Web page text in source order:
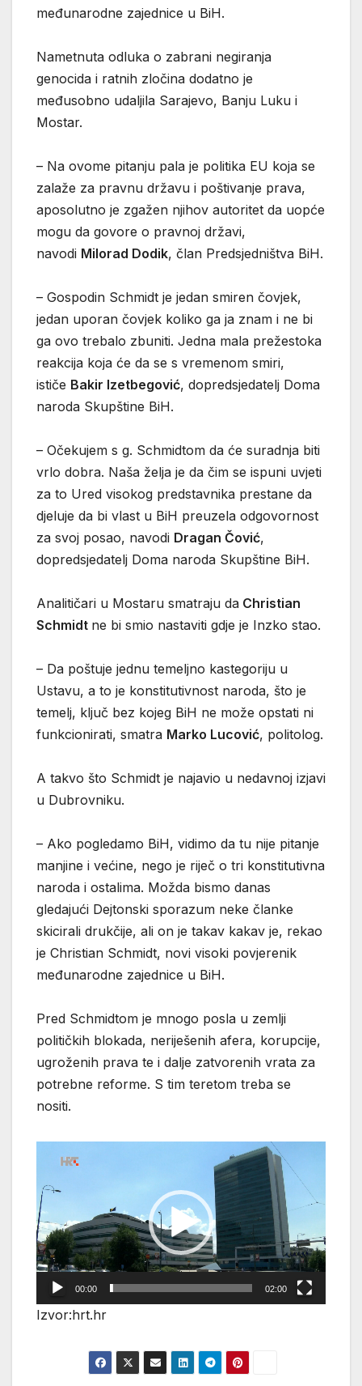
međunarodne zajednice u BiH.
Nametnuta odluka o zabrani negiranja
genocida i ratnih zločina dodatno je
međusobno udaljila Sarajevo, Banju Luku i
Mostar.
– Na ovome pitanju pala je politika EU koja se
zalaže za pravnu državu i poštivanje prava,
aposolutno je zgažen njihov autoritet da uopće
mogu da govore o pravnoj državi,
navodi Milorad Dodik, član Predsjedništva BiH.
– Gospodin Schmidt je jedan smiren čovjek,
jedan uporan čovjek koliko ga ja znam i ne bi
ga ovo trebalo zbuniti. Jedna mala prežestoka
reakcija koja će da se s vremenom smiri,
ističe Bakir Izetbegović, dopredsjedatelj Doma
naroda Skupštine BiH.
– Očekujem s g. Schmidtom da će suradnja biti
vrlo dobra. Naša želja je da čim se ispuni uvjeti
za to Ured visokog predstavnika prestane da
djeluje da bi vlast u BiH preuzela odgovornost
za svoj posao, navodi Dragan Čović,
dopredsjedatelj Doma naroda Skupštine BiH.
Analitičari u Mostaru smatraju da Christian
Schmidt ne bi smio nastaviti gdje je Inzko stao.
– Da poštuje jednu temeljno kastegoriju u
Ustavu, a to je konstitutivnost naroda, što je
temelj, ključ bez kojeg BiH ne može opstati ni
funkcionirati, smatra Marko Lucović, politolog.
A takvo što Schmidt je najavio u nedavnoj izjavi
u Dubrovniku.
– Ako pogledamo BiH, vidimo da tu nije pitanje
manjine i većine, nego je riječ o tri konstitutivna
naroda i ostalima. Možda bismo danas
gledajući Dejtonski sporazum neke članke
skicirali drukčije, ali on je takav kakav je, rekao
je Christian Schmidt, novi visoki povjerenik
međunarodne zajednice u BiH.
Pred Schmidtom je mnogo posla u zemlji
političkih blokada, neriješenih afera, korupcije,
ugroženih prava te i dalje zatvorenih vrata za
potrebne reforme. S tim teretom treba se
nositi.
00:00 02:00
Izvor:hrt.hr